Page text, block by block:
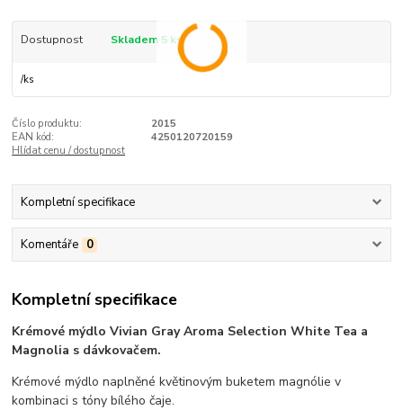
Dostupnost Skladem 5 ks
/ks
Číslo produktu:
2015
EAN kód:
4250120720159
Hlídat cenu / dostupnost
Kompletní specifikace
Komentáře 0
Kompletní specifikace
Krémové mýdlo Vivian Gray Aroma Selection White Tea a
Magnolia s dávkovačem.
Krémové mýdlo naplněné květinovým buketem magnólie v
kombinaci s tóny bílého čaje.